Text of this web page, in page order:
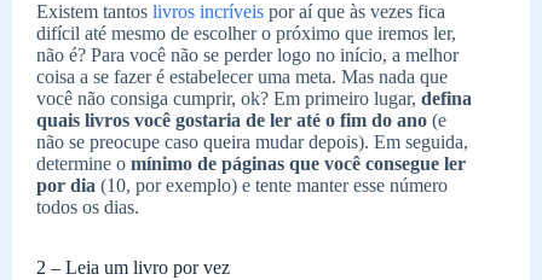
Existem tantos livros incríveis por aí que às vezes fica
difícil até mesmo de escolher o próximo que iremos ler,
não é? Para você não se perder logo no início, a melhor
coisa a se fazer é estabelecer uma meta. Mas nada que
você não consiga cumprir, ok? Em primeiro lugar, defina
quais livros você gostaria de ler até o fim do ano (e
não se preocupe caso queira mudar depois). Em seguida,
determine o mínimo de páginas que você consegue ler
por dia (10, por exemplo) e tente manter esse número
todos os dias.
2 – Leia um livro por vez